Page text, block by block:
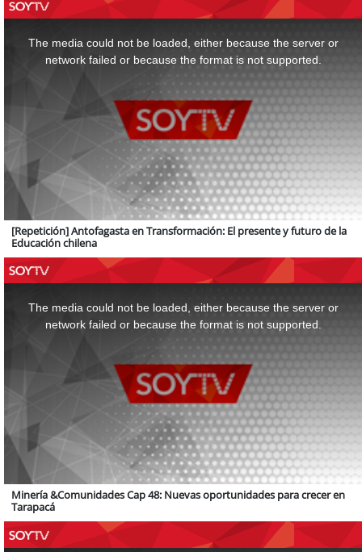
The media could not be loaded, either because the server or
network failed or because the format is not supported.
[Repetición] Antofagasta en Transformación: El presente y futuro de la
Educación chilena
The media could not be loaded, either because the server or
network failed or because the format is not supported.
Minería &Comunidades Cap 48: Nuevas oportunidades para crecer en
Tarapacá